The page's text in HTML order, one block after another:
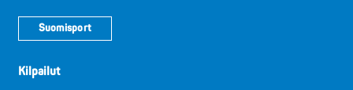
Suomisport
Kilpailut